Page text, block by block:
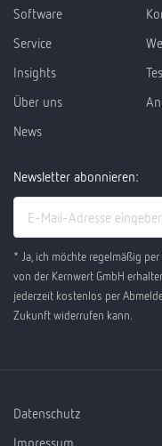
Software
Service
Insights
Über uns
News
Newsletter abonnieren:
* Ja, ich möchte regelmäßig
von der Kernwert GmbH
jederzeit kostenlos per
Zukunft widerrufen kann.
Datenschutz
Impressum